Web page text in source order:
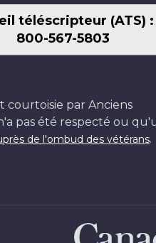
téléscripteur (ATS) :
800-567-5803
courtoisie par Anciens
pas été respecté ou
de l'ombud des vétérans.